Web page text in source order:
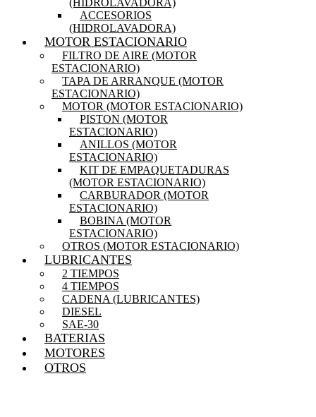
ACCESORIOS
(HIDROLAVADORA)
MOTOR ESTACIONARIO
FILTRO DE AIRE (MOTOR
ESTACIONARIO)
TAPA DE ARRANQUE (MOTOR
ESTACIONARIO)
MOTOR (MOTOR ESTACIONARIO)
PISTON (MOTOR
ESTACIONARIO)
ANILLOS (MOTOR
ESTACIONARIO)
KIT DE EMPAQUETADURAS
(MOTOR ESTACIONARIO)
CARBURADOR (MOTOR
ESTACIONARIO)
BOBINA (MOTOR
ESTACIONARIO)
OTROS (MOTOR ESTACIONARIO)
LUBRICANTES
2 TIEMPOS
4 TIEMPOS
CADENA (LUBRICANTES)
DIESEL
SAE-30
BATERIAS
MOTORES
OTROS